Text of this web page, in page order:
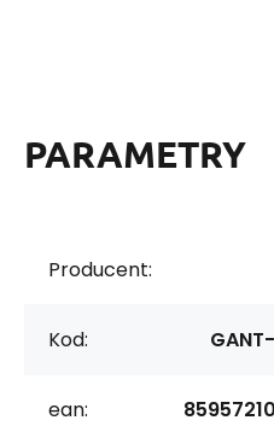
PARAMETRY
Producent:
Kod:
ean: